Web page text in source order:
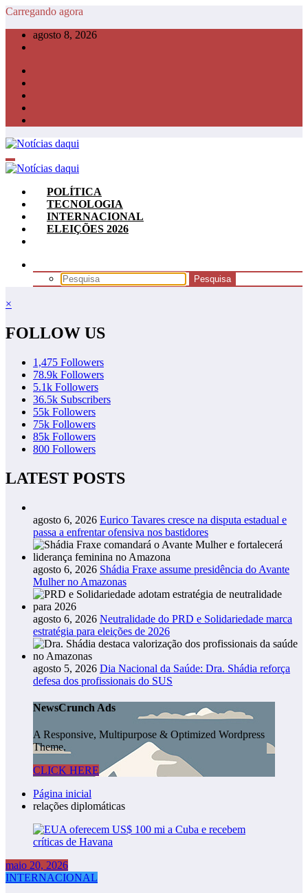
Pular
conteúdo
Carregando agora
agosto 8, 2026
POLÍTICA
TECNOLOGIA
INTERNACIONAL
ELEIÇÕES 2026
×
FOLLOW US
1,475 Followers
78.9k Followers
5.1k Followers
36.5k Subscribers
55k Followers
75k Followers
85k Followers
800 Followers
LATEST POSTS
agosto 6, 2026 Eurico Tavares cresce na disputa estadual e
passa a enfrentar ofensiva nos bastidores
agosto 6, 2026 Shádia Fraxe assume presidência do Avante
Mulher no Amazonas
agosto 6, 2026 Neutralidade do PRD e Solidariedade marca
estratégia para eleições de 2026
agosto 5, 2026 Dia Nacional da Saúde: Dra. Shádia reforça
defesa dos profissionais do SUS
NewsCrunch Ads
A Responsive, Multipurpose & Optimized Wordpress
Theme.
CLICK HERE
Página inicial
relações diplomáticas
maio 20, 2026
INTERNACIONAL